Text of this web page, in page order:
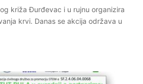
križa Đurđevac i u rujnu organizira
krvi. Danas se akcija održava u